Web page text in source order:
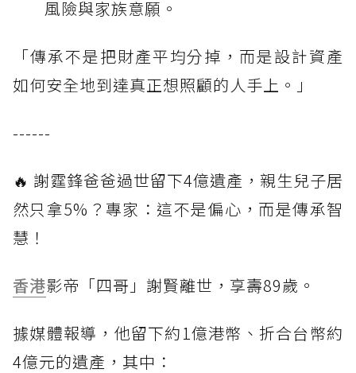
風險與家族意願。
「傳承不是把財產平均分掉，而是設計資產
如何安全地到達真正想照顧的人手上。」
------
🔥 謝霆鋒爸爸過世留下4億遺產，親生兒子居
然只拿5%？專家：這不是偏心，而是傳承智
慧！
香港影帝「四哥」謝賢離世，享壽89歲。
據媒體報導，他留下約1億港幣、折合台幣約
4億元的遺產，其中：